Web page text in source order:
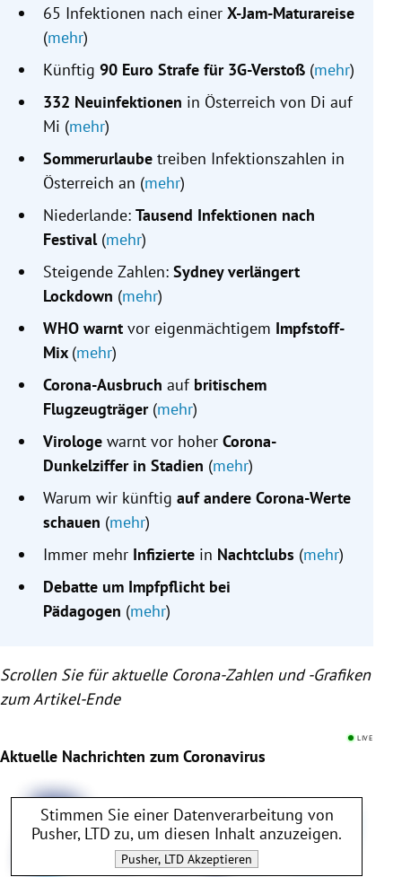
65 Infektionen nach einer X-Jam-Maturareise
(mehr)
Künftig 90 Euro Strafe für 3G-Verstoß (mehr)
332 Neuinfektionen in Österreich von Di auf
Mi (mehr)
Sommerurlaube treiben Infektionszahlen in
Österreich an (mehr)
Niederlande: Tausend Infektionen nach
Festival (mehr)
Steigende Zahlen: Sydney verlängert
Lockdown (mehr)
WHO warnt vor eigenmächtigem Impfstoff-
Mix (mehr)
Corona-Ausbruch auf britischem
Flugzeugträger(mehr)
Virologe warnt vor hoher Corona-
Dunkelziffer in Stadien (mehr)
Warum wir künftig auf andere Corona-Werte
schauen (mehr)
Immer mehr Infizierte in Nachtclubs (mehr)
Debatte um Impfpflicht bei
Pädagogen (mehr)
Scrollen Sie für aktuelle Corona-Zahlen und -Grafiken
zum Artikel-Ende
LIVE
Aktuelle Nachrichten zum Coronavirus
Stimmen Sie einer Datenverarbeitung von
Pusher, LTD zu, um diesen Inhalt anzuzeigen.
Pusher, LTD Akzeptieren